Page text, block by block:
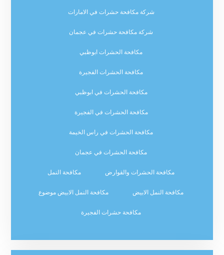
شركة مكافحة حشرات في الامارات
شركة مكافحة حشرات في عجمان
مكافحة الحشرات ابوظبي
مكافحة الحشرات الفجيرة
مكافحة الحشرات في ابوظبي
مكافحة الحشرات في الفجيرة
مكافحة الحشرات في راس الخيمة
مكافحة الحشرات في عجمان
مكافحة الحشرات والقوارض مكافحة النمل
مكافحة النمل الابيض مكافحة النمل الابيض موضوع
مكافحة حشرات الفجيرة